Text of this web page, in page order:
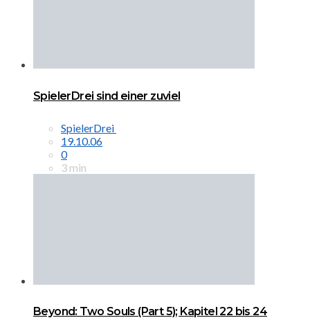
SpielerDrei sind einer zuviel
SpielerDrei
19.10.06
0
3 min
Beyond: Two Souls (Part 5); Kapitel 22 bis 24